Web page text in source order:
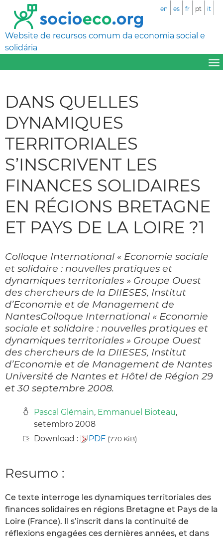
Website de recursos comum da economia social e
solidária
en es fr pt it
DANS QUELLES
DYNAMIQUES
TERRITORIALES
S’INSCRIVENT LES
FINANCES SOLIDAIRES
EN RÉGIONS BRETAGNE
ET PAYS DE LA LOIRE ?1
Colloque International « Economie sociale
et solidaire : nouvelles pratiques et
dynamiques territoriales » Groupe Ouest
des chercheurs de la DIIESES, Institut
d’Economie et de Management de
NantesColloque International « Economie
sociale et solidaire : nouvelles pratiques et
dynamiques territoriales » Groupe Ouest
des chercheurs de la DIIESES, Institut
d’Economie et de Management de Nantes
Université de Nantes et Hôtel de Région 29
et 30 septembre 2008.
Pascal Glémain, Emmanuel Bioteau,
setembro 2008
Download :
PDF (770 KiB)
Resumo :
Ce texte interroge les dynamiques territoriales des
finances solidaires en régions Bretagne et Pays de la
Loire (France). Il s’inscrit dans la continuité de
réflexions engagées ces dernières années, et dans